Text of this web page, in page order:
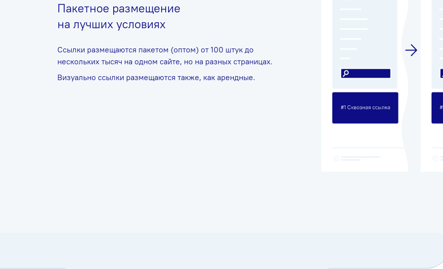
Пакетное размещение
на лучших условиях
Ссылки размещаются пакетом (оптом) от 100 штук до
нескольких тысяч на одном сайте, но на разных страницах.
Визуально ссылки размещаются также, как арендные.